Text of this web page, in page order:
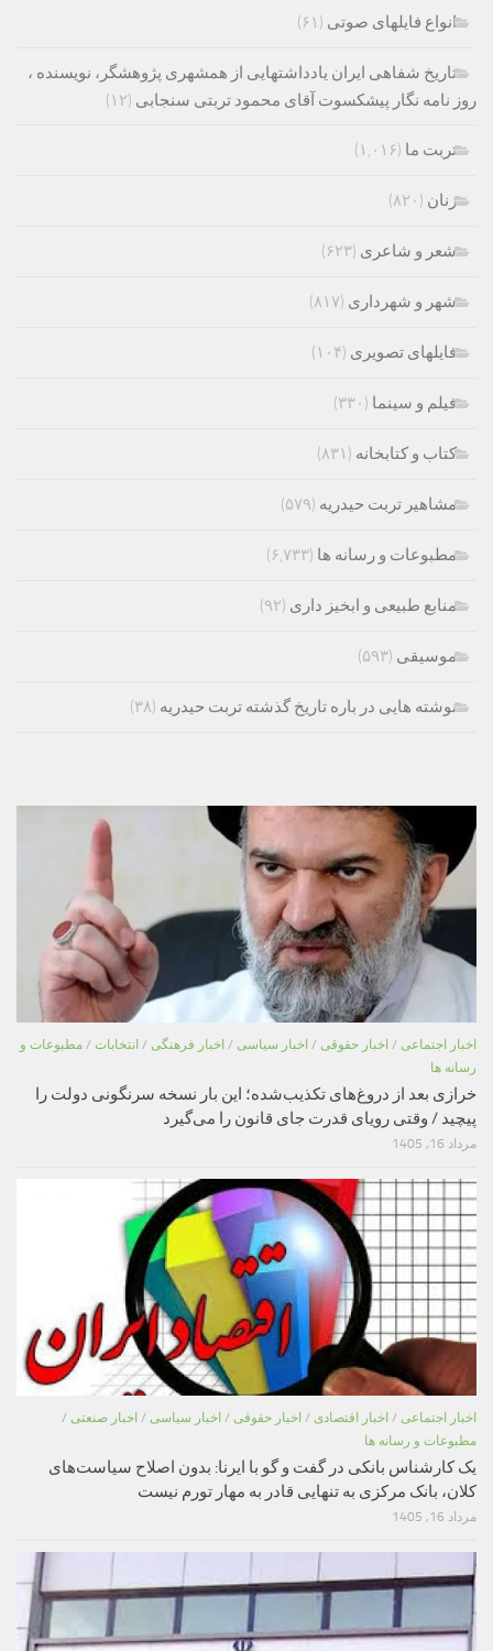
انواع فایلهای صوتی (۶۱)
تاریخ شفاهی ایران یادداشتهایی از همشهری پژوهشگر، نویسنده ،
روز نامه نگار پیشکسوت آقای محمود تربتی سنجابی (۱۲)
تربت ما (۱,۰۱۶)
زنان (۸۲۰)
شعر و شاعری (۶۲۳)
شهر و شهرداری (۸۱۷)
فایلهای تصویری (۱۰۴)
فیلم و سینما (۳۳۰)
کتاب و کتابخانه (۸۳۱)
مشاهیر تربت حیدریه (۵۷۹)
مطبوعات و رسانه ها (۶,۷۳۳)
منابع طبیعی و ابخیز داری (۹۲)
موسیقی (۵۹۳)
نوشته هایی در باره تاریخ گذشته تربت حیدریه (۳۸)
اخبار اجتماعی / اخبار حقوقی / اخبار سیاسی / اخبار فرهنگی / انتخابات / مطبوعات و
رسانه ها
خرازی بعد از دروغ‌های تکذیب‌شده؛ این بار نسخه سرنگونی دولت را
پیچید / وقتی رویای قدرت جای قانون را می‌گیرد
مرداد 16, 1405
اخبار اجتماعی / اخبار اقتصادی / اخبار حقوقی / اخبار سیاسی / اخبار صنعتی /
مطبوعات و رسانه ها
یک کارشناس بانکی در گفت و گو با ایرنا: بدون اصلاح سیاست‌های
کلان، بانک مرکزی به تنهایی قادر به مهار تورم نیست
مرداد 16, 1405